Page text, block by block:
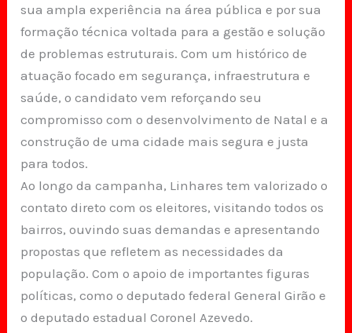
sua ampla experiência na área pública e por sua
formação técnica voltada para a gestão e solução
de problemas estruturais. Com um histórico de
atuação focado em segurança, infraestrutura e
saúde, o candidato vem reforçando seu
compromisso com o desenvolvimento de Natal e a
construção de uma cidade mais segura e justa
para todos.
Ao longo da campanha, Linhares tem valorizado o
contato direto com os eleitores, visitando todos os
bairros, ouvindo suas demandas e apresentando
propostas que refletem as necessidades da
população. Com o apoio de importantes figuras
políticas, como o deputado federal General Girão e
o deputado estadual Coronel Azevedo.